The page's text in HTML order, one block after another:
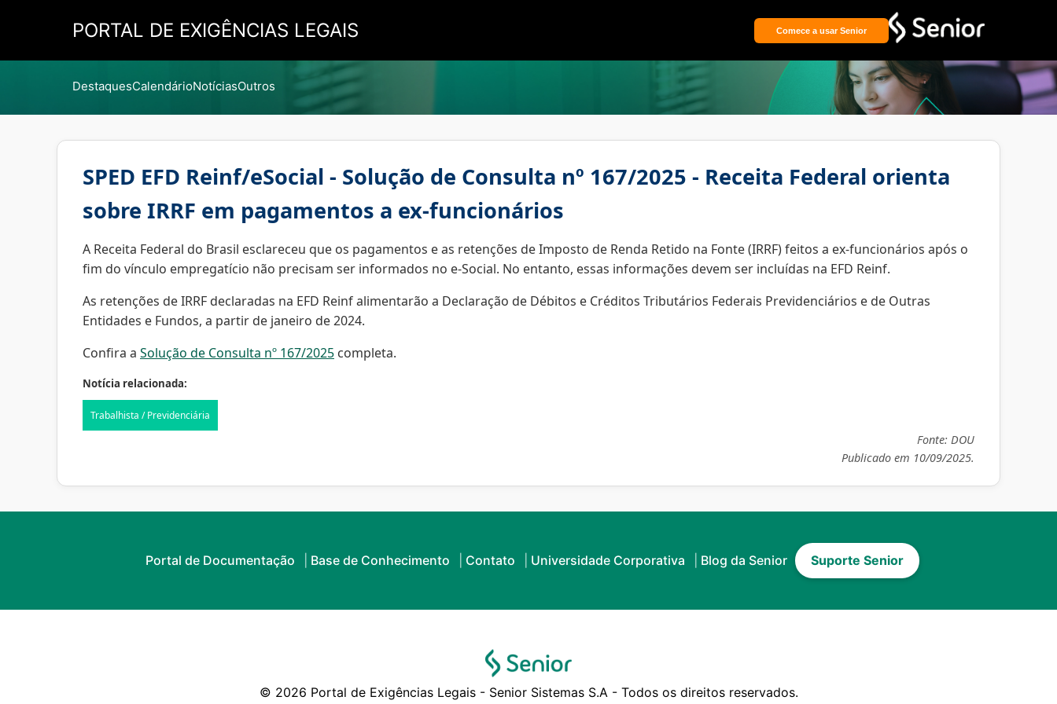
PORTAL DE EXIGÊNCIAS LEGAIS Comece a usar Senior
DestaquesCalendárioNotíciasOutros
SPED EFD Reinf/eSocial - Solução de Consulta nº 167/2025 - Receita Federal orienta
sobre IRRF em pagamentos a ex-funcionários
A Receita Federal do Brasil esclareceu que os pagamentos e as retenções de Imposto de Renda Retido na Fonte (IRRF) feitos a ex-funcionários após o
fim do vínculo empregatício não precisam ser informados no e-Social. No entanto, essas informações devem ser incluídas na EFD Reinf.
As retenções de IRRF declaradas na EFD Reinf alimentarão a Declaração de Débitos e Créditos Tributários Federais Previdenciários e de Outras
Entidades e Fundos, a partir de janeiro de 2024.
Confira a Solução de Consulta nº 167/2025 completa.
Notícia relacionada:
Trabalhista / Previdenciária
Fonte: DOU
Publicado em 10/09/2025.
Portal de Documentação Base de Conhecimento Contato Universidade Corporativa Blog da Senior Suporte Senior
© 2026 Portal de Exigências Legais - Senior Sistemas S.A - Todos os direitos reservados.